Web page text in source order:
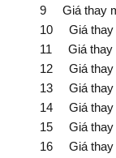
9 Giá thay màn
10 Giá thay
11 Giá thay
12 Giá thay màn
13 Giá thay
14 Giá thay màn
15 Giá thay
16 Giá thay